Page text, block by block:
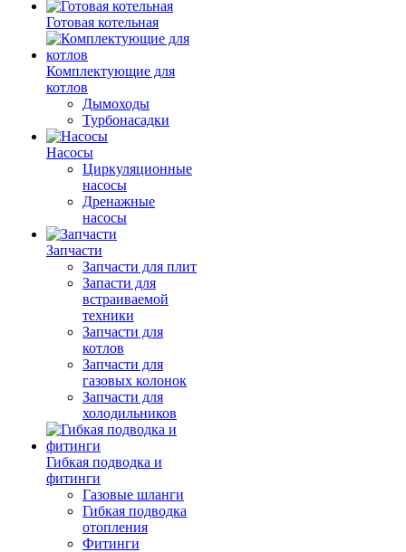
Готовая котельная
Комплектующие для
котлов
Дымоходы
Турбонасадки
Насосы
Циркуляционные
насосы
Дренажные
насосы
Запчасти
Запчасти для плит
Запасти для
встраиваемой
техники
Запчасти для
котлов
Запчасти для
газовых колонок
Запчасти для
холодильников
Гибкая подводка и
фитинги
Газовые шланги
Гибкая подводка
отопления
Фитинги